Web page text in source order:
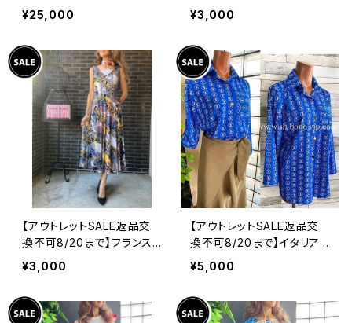
ウス 腕時計（RRS260） 1
990年代未使用品 電池交
LOR④
¥25,000
製インポート・ロング丈マキ
シワンピース｜フレアAライ
ルーフラワー(S)(L)
¥3,000
【アウトレットSALE返品交
換不可8/20まで】フランス
製インポート・ロング丈マキ
シワンピース｜フレアAライ
エロー系プリント
¥3,000
【アウトレットSALE返品交
換不可8/20まで】イタリア
製シャツ・ブラウス・トップス
｜Made in ITALY｜ロール
ャツ/ブルー
¥5,000